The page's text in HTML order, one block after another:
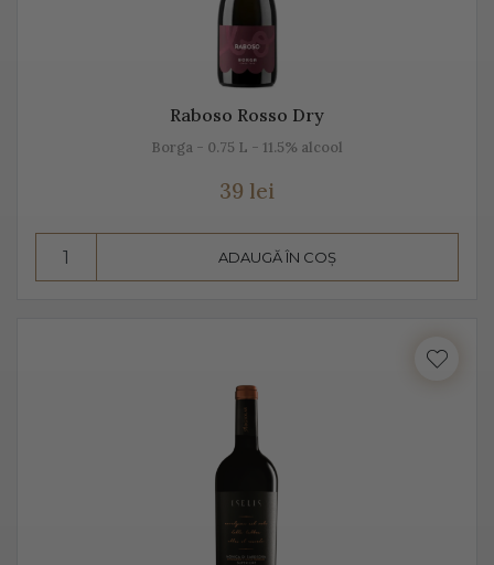
putea spune despre Prosecco că este un vin băut de
plăcere, dar și ca aperitiv, înainte de servirea mesei.
Este un vin proaspăt, ce se prezintă ca un buchet
ușoare, parfumate. De obicei, Prosecco este un vin sec,
pare dulce. Alege Extra Dry Prosecco pentru echilibrul
pe care îl poate oferi între dulceața fructelor și
Raboso Rosso Dry
Borga - 0.75 L - 11.5% alcool
39 lei
ADAUGĂ ÎN COȘ